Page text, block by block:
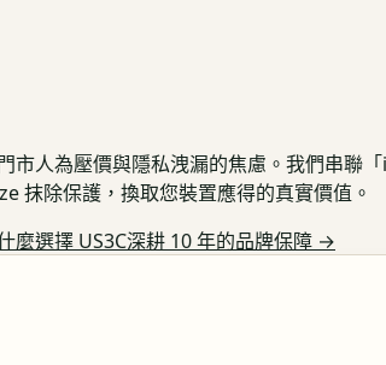
市人為壓價與隱私洩漏的焦慮。我們串聯
抹除保護，換取您裝置應得的真實價值。
麼選擇 US3C深耕 10 年的品牌保障 →